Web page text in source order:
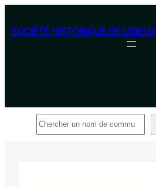
contenu
SOCIÉTÉ HISTORIQUE DE LISIEUX
Rechercher